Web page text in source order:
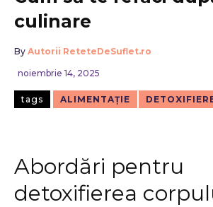
culinare
By Autorii ReteteDeSuflet.ro
noiembrie 14, 2025
tags ALIMENTAȚIE
Abordări pentru
detoxifierea